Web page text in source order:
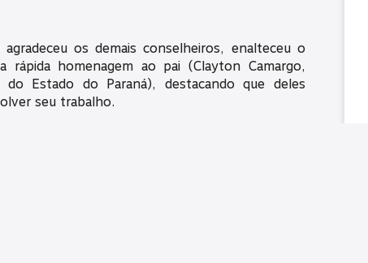
os demais conselheiros, enalteceu o
homenagem ao pai (Clayton Camargo,
Estado do Paraná), destacando que deles
seu trabalho.